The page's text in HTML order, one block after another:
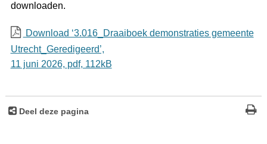
downloaden.
Download ‘3.016_Draaiboek demonstraties gemeente
Utrecht_Geredigeerd’,
11 juni 2026, pdf, 112kB
Deel deze pagina